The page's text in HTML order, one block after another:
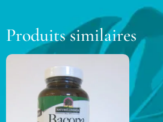
Produits similaires